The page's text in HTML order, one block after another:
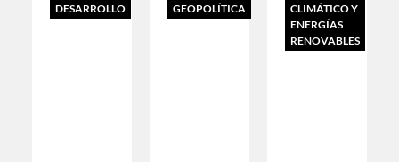
DESARROLLO
GEOPOLÍTICA
CLIMÁTICO Y
ENERGÍAS
RENOVABLES